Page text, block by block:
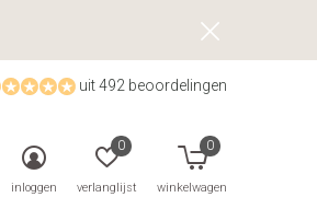
inloggen verlanglijst
0
winkelwagen
0
uit 492 beoordelingen